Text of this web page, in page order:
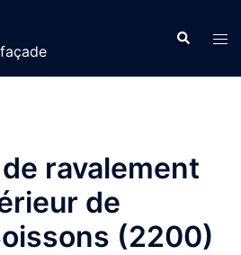
ravalement
de
(2200)